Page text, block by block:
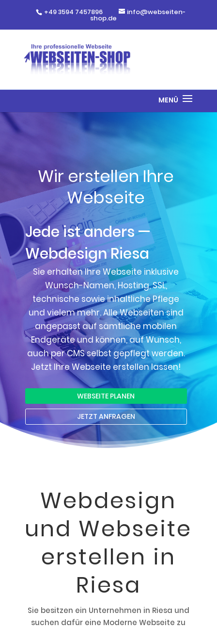
+49 3594 7457896 info@webseiten-
shop.de
Wir erstellen Ihre
Webseite
Jede ist anders —
Webdesign Riesa
Sie erhalten Ihre Webseite inklusive
Wunsch-Namen, Hosting, SSL,
technische sowie inhaltliche Pflege
und vielem mehr. Alle Webseiten sind
angepasst auf sämtliche mobilen
Endgeräte und können, auf Wunsch,
auch per CMS selbst gepflegt werden.
Jetzt Ihre Webseite erstellen lassen!
WEBSEITE PLANEN
JETZT ANFRAGEN
Webdesign
und Webseite
erstellen in
Riesa
Sie besitzen ein Unternehmen in Riesa und
suchen dafür eine Moderne Webseite zu